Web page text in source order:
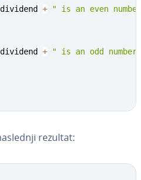
dividend +
" is an even
dividend +
" is an odd
rezultat: